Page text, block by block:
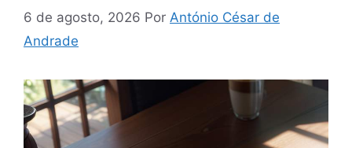
6 de agosto, 2026 Por António César de
Andrade